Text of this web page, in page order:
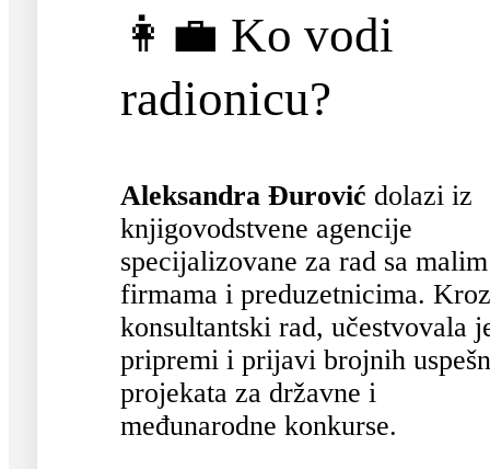
👩‍💼 Ko vodi
radionicu?
Aleksandra Đurović dolazi iz
knjigovodstvene agencije
specijalizovane za rad sa malim
firmama i preduzetnicima.
konsultantski rad, učestvovala
pripremi i prijavi brojnih
projekata za državne i
međunarodne konkurse.